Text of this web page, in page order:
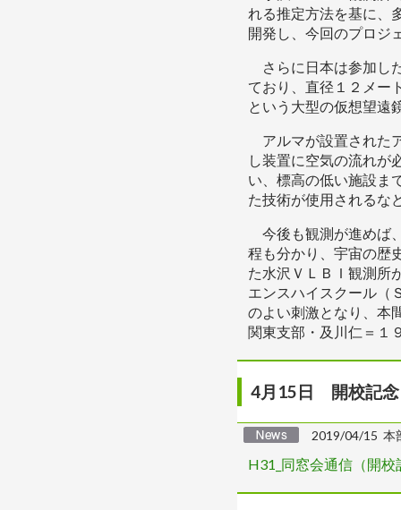
れる推定方法を基に、
開発し、今回のプロジ
さらに日本は参加し
ており、直径１２メー
という大型の仮想望遠
アルマが設置された
し装置に空気の流れが
い、標高の低い施設ま
た技術が使用されるな
今後も観測が進めば
程も分かり、宇宙の歴
た水沢ＶＬＢＩ観測所
エンスハイスクール（
のよい刺激となり、本
関東支部・及川仁＝１
4月15日 開校記
2019/04/15 本
H31_同窓会通信（開校